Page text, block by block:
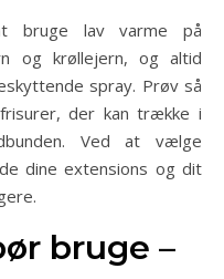
bruge lav varme på
og krøllejern, og altid
spray. Prøv så
der kan trække i
Ved at vælge
dine extensions og dit
bruge –